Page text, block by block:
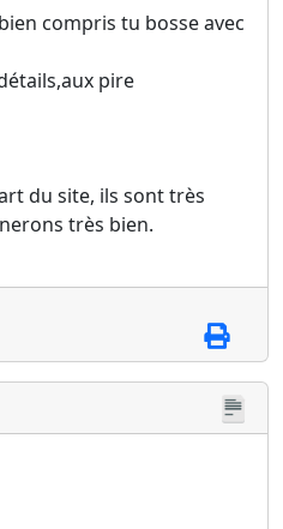
compris tu bosse avec
pire
du site, ils sont très
très bien.